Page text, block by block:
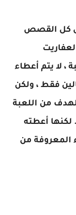
كل القصص
، لا يتم أعطاء
فقط ، ولكن
من اللعبة
لكنها أعطته
المعروفة من